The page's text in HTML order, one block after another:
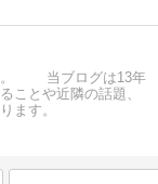
。 当ブログは13年
ことや近隣の話題、
ます。